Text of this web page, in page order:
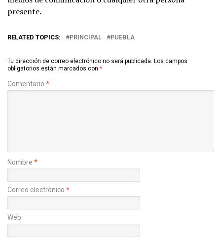
presente.
RELATED TOPICS: PRINCIPAL PUEBLA
Tu dirección de correo electrónico no será publicada. Los campos
obligatorios están marcados con *
Comentario *
Nombre *
Correo electrónico *
Web